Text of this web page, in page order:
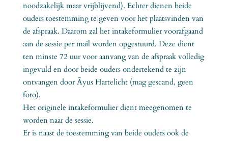
noodzakelijk maar vrijblijvend). Echter dienen beide
ouders toestemming te geven voor het plaatsvinden van
de afspraak. Daarom zal het intakeformulier voorafgaand
aan de sessie per mail worden opgestuurd. Deze dient
ten minste 72 uur voor aanvang van de afspraak volledig
ingevuld en door beide ouders ondertekend te zijn
ontvangen door Āyus Hartelicht (mag gescand, geen
foto).
Het originele intakeformulier dient meegenomen te
worden naar de sessie.
Er is naast de toestemming van beide ouders ook de